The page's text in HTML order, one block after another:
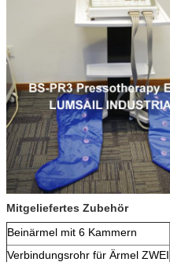
Mitgeliefertes Zubehör
Beinärmel mit 6 Kammern
Verbindungsrohr für Ärmel ZWEI